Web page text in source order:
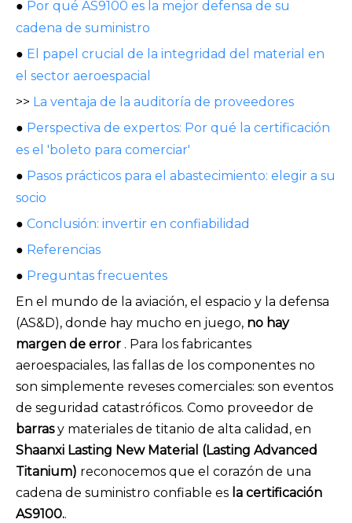
● Por qué AS9100 es la mejor defensa de su
cadena de suministro
● El papel crucial de la integridad del material en
el sector aeroespacial
>> La ventaja de la auditoría de proveedores
● Perspectiva de expertos: Por qué la certificación
es el 'boleto para comerciar'
● Pasos prácticos para el abastecimiento: elegir a su
socio
● Conclusión: invertir en confiabilidad
● Referencias
● Preguntas frecuentes
En el mundo de la aviación, el espacio y la defensa
(AS&D), donde hay mucho en juego, no hay
margen de error . Para los fabricantes
aeroespaciales, las fallas de los componentes no
son simplemente reveses comerciales: son eventos
de seguridad catastróficos. Como proveedor de
barrasy materiales de titanio de alta calidad, en
Shaanxi Lasting New Material (Lasting Advanced
Titanium) reconocemos que el corazón de una
cadena de suministro confiable es la certificación
AS9100..